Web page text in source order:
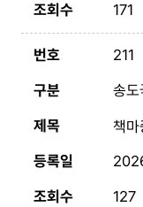
171
211
송도
책
127